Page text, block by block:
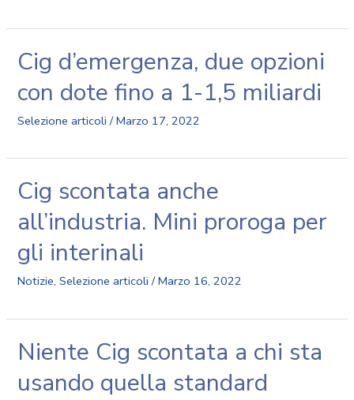
Cig d’emergenza, due opzioni
con dote fino a 1-1,5 miliardi
Selezione articoli /Marzo 17, 2022
Cig scontata anche
all’industria. Mini proroga per
gli interinali
Notizie,Selezione articoli /Marzo 16, 2022
Niente Cig scontata a chi sta
usando quella standard